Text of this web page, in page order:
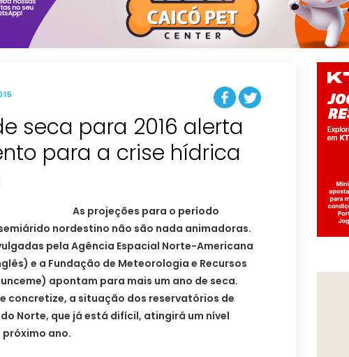
seca para 2016 alerta
para a crise hídrica
As projeções para o período
nordestino não são nada animadoras.
pela Agência Espacial Norte-Americana
e a Fundação de Meteorologia e Recursos
apontam para mais um ano de seca.
concretize, a situação dos reservatórios de
Norte, que já está difícil, atingirá um nível
ano.